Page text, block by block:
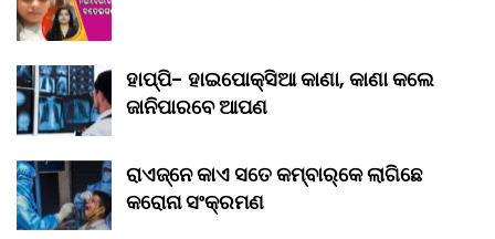
ହାପ୍ପି- ହାଇପୋକ୍ସିଆ କାଣା, କାଣା କଲେ
ଜାନିପାରବେ ଆପଣ
ରାଏଜ୍‌ନେ କାଏ ସତେ କମ୍‌ବାର୍‌କେ ଲାଗିଛେ
କରୋନା ସଂକ୍ରମଣ